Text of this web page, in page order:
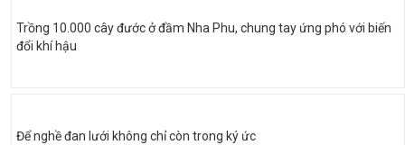
Trồng 10.000 cây đước ở đầm Nha Phu, chung tay ứng phó với biến
đổi khí hậu
Để nghề đan lưới không chỉ còn trong ký ức